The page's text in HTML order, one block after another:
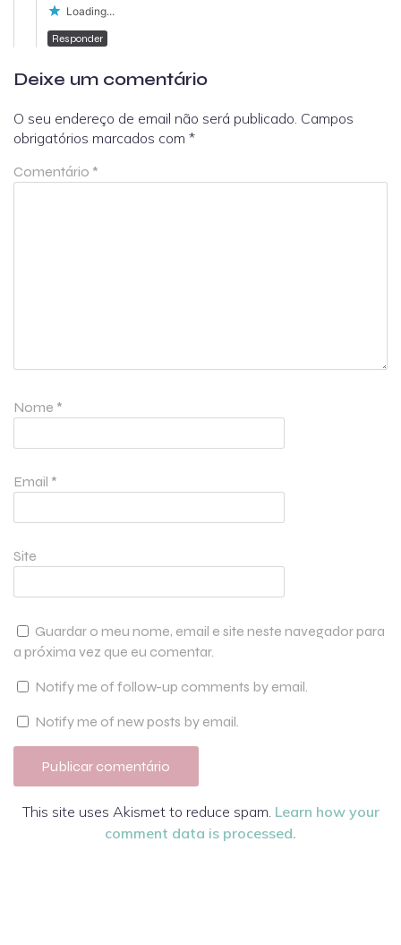
Loading...
Responder
Deixe um comentário
O seu endereço de email não será publicado. Campos
obrigatórios marcados com *
Comentário *
Nome *
Email *
Site
Guardar o meu nome, email e site neste navegador para
a próxima vez que eu comentar.
Notify me of follow-up comments by email.
Notify me of new posts by email.
This site uses Akismet to reduce spam. Learn how your
comment data is processed.